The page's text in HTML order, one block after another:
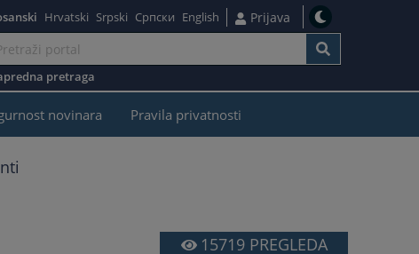
Hrvatski Srpski Српски English Prijava
pretraga
novinara Pravila privatnosti
15719PREGLEDA